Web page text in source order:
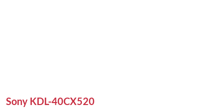
Sony KDL-40CX520